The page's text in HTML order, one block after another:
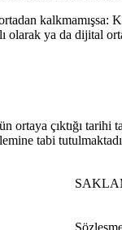
olarak ya da dijital
ortaya çıktığı
tabi